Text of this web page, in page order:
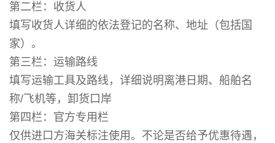
第二栏：收货人
填写收货人详细的依法登记的名称、地址（包括国
家）。
第三栏：运输路线
填写运输工具及路线，详细说明离港日期、船舶名
称/飞机等，卸货口岸
第四栏：官方专用栏
仅供进口方海关标注使用。不论是否给予优惠待遇，